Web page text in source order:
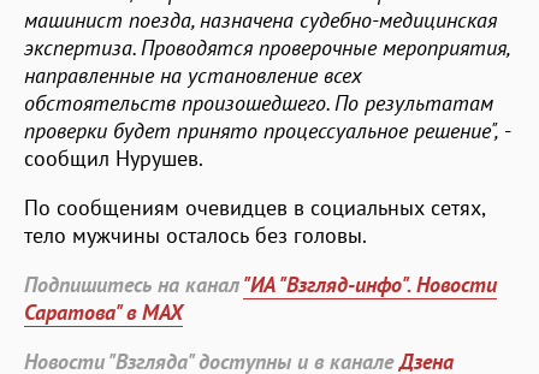
машинист поезда, назначена судебно-медицинская
экспертиза. Проводятся проверочные мероприятия,
направленные на установление всех
обстоятельств произошедшего. По результатам
проверки будет принято процессуальное решение", -
сообщил Нурушев.
По сообщениям очевидцев в социальных сетях,
тело мужчины осталось без головы.
Подпишитесь на канал"ИА "Взгляд-инфо". Новости
Саратова" в MAX
Новости "Взгляда" доступны и в каналеДзена